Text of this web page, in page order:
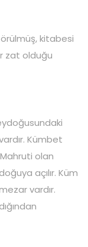
kitabesi
zat olduğu
Kümbet
Mahruti olan
açılır. Küm
vardır.